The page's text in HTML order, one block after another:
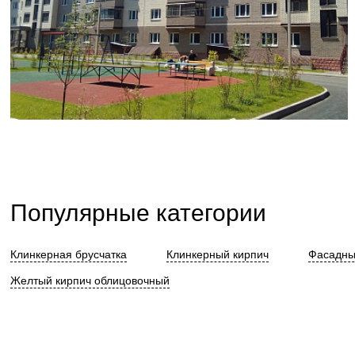
Популярные категории
Клинкерная брусчатка Клинкерный кирпич
Желтый кирпич облицовочный